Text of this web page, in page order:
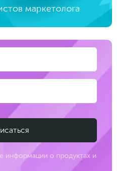
маркетолога
информации о продуктах и